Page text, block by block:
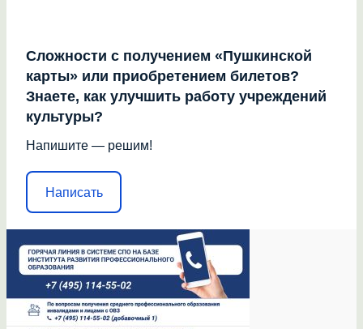
Сложности с получением «Пушкинской
карты» или приобретением билетов?
Знаете, как улучшить работу учреждений
культуры?
Напишите — решим!
Написать